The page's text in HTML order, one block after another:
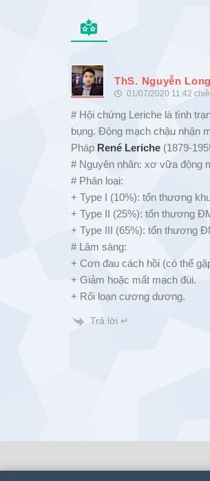
ThS. Nguyễn Long
01/07/2020 11:42
# Hội chứng Leriche là tình
bụng. Động mạch chậu nhận
Pháp René Leriche (1879-
# Nguyên nhân: xơ vữa động
# Phân loại:
+ Type I (10%): tổn thương
+ Type II (25%): tổn thương
+ Type III (65%): tổn thương
# Lâm sàng:
+ Cơn đau cách hồi (có thể
+ Giảm hoặc mất mạch đùi.
+ Rối loạn cương dương.
Trả lời ↵